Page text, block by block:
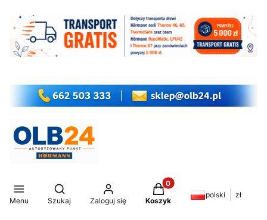
Menu
Otwórz wyszukiwarkę
Szukaj Zaloguj się
Produkty w koszyku: 0.
Koszyk
polski zł